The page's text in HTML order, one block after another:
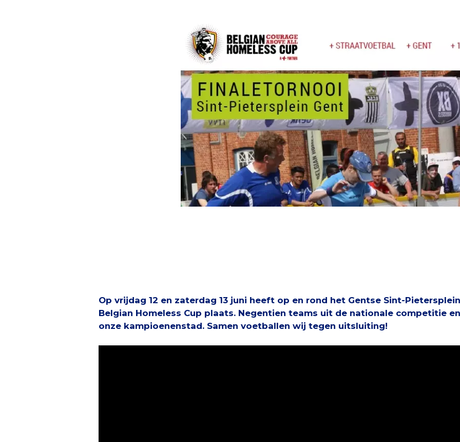
Op vrijdag 12 en zaterdag 13 juni heeft op en rond het Gentse Sint-
Belgian Homeless Cup plaats. Negentien teams uit de nationale competitie
onze kampioenenstad. Samen voetballen wij tegen uitsluiting!